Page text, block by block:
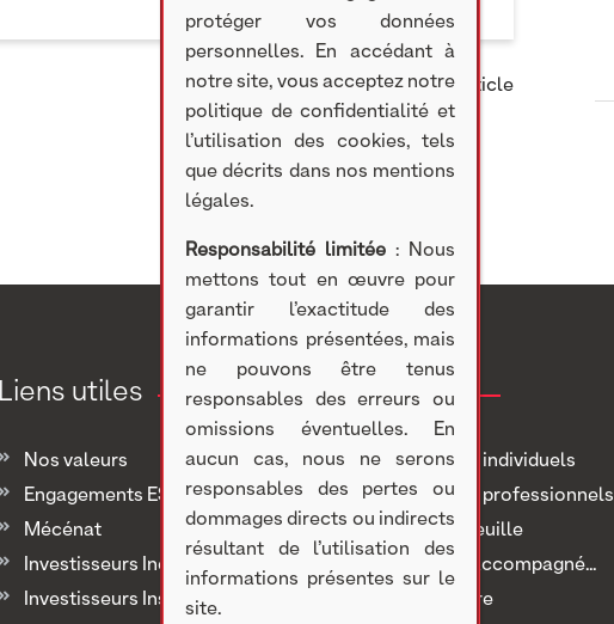
Partager cet article
Liens utiles
Nos valeurs
Engagements ESG
Mécénat
Investisseurs Individuels
Investisseurs Institutionnels
Investir
Investisseurs individuels
Investisseurs professionnels
Notre portefeuille
Nous avons accompagné...
Nous rejoindre
protéger vos données
personnelles. En accédant à
notre site, vous acceptez notre
politique de confidentialité et
l’utilisation des cookies, tels
que décrits dans nos mentions
légales.
Responsabilité limitée: Nous
mettons tout en œuvre pour
garantir l’exactitude des
informations présentées, mais
ne pouvons être tenus
responsables des erreurs ou
omissions éventuelles. En
aucun cas, nous ne serons
responsables des pertes ou
dommages directs ou indirects
résultant de l’utilisation des
informations présentes sur le
site.